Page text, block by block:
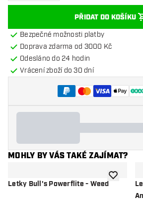
PŘIDAT DO KOŠÍKU
Bezpečné možnosti platby
Doprava zdarma od 3000 Kč
Odesláno do 24 hodin
Vrácení zboží do 30 dní
MOHLY BY VÁS TAKÉ ZAJÍMAT?
Letky Bull's Powerflite - WeedPřidat do